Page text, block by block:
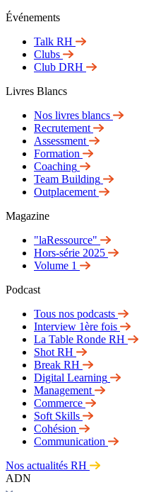
Événements
Talk RH
Clubs
Club DRH
Livres Blancs
Nos livres blancs
Recrutement
Assessment
Formation
Coaching
Team Building
Outplacement
Magazine
"laRessource"
Hors-série 2025
Volume 1
Podcast
Tous nos podcasts
Interview 1ère fois
La Table Ronde RH
Shot RH
Break RH
Digital Learning
Management
Commerce
Soft Skills
Cohésion
Communication
Nos actualités RH
ADN